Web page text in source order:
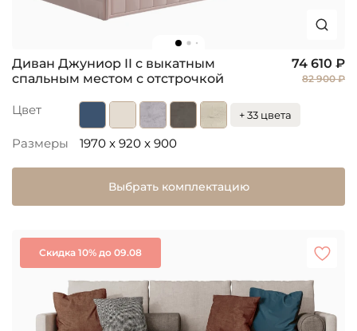
Диван Джуниор II с выкатным
спальным местом с отстрочкой
74 610 ₽
82 900 ₽
Цвет + 33 цвета
Размеры 1970 x 920 x 900
Выбрать комплектацию
Скидка 10% до 09.08